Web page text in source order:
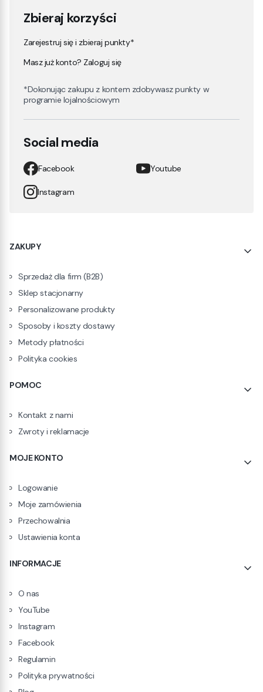
Zbieraj korzyści
Zarejestruj się i zbieraj punkty*
Masz już konto? Zaloguj się
*Dokonując zakupu z kontem zdobywasz punkty w
programie lojalnościowym
Social media
Facebook Youtube
Instagram
Linki w stopce
ZAKUPY
Sprzedaż dla firm (B2B)
Sklep stacjonarny
Personalizowane produkty
Sposoby i koszty dostawy
Metody płatności
Polityka cookies
POMOC
Kontakt z nami
Zwroty i reklamacje
MOJE KONTO
Logowanie
Moje zamówienia
Przechowalnia
Ustawienia konta
INFORMACJE
O nas
YouTube
Instagram
Facebook
Regulamin
Polityka prywatności